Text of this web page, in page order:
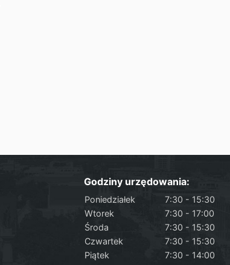
Godziny urzędowania:
Poniedziałek
7:30 - 15:30
Wtorek
7:30 - 17:00
Środa
7:30 - 15:30
Czwartek
7:30 - 15:30
Piątek
7:30 - 14:00